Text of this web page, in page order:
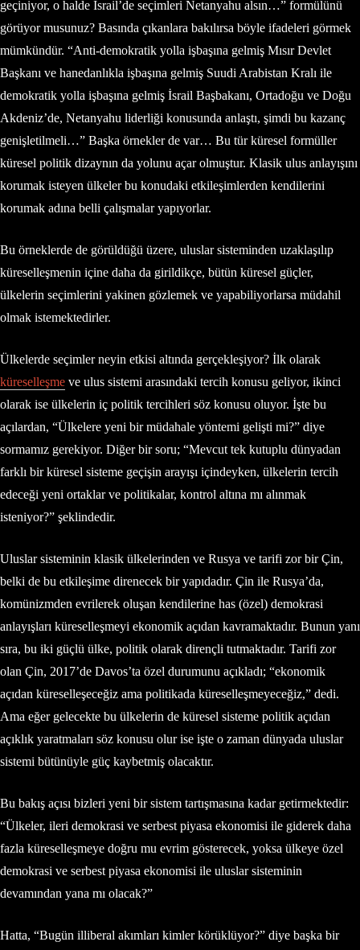
geçiniyor, o halde İsrail’de seçimleri Netanyahu alsın…” formülünü
görüyor musunuz? Basında çıkanlara bakılırsa böyle ifadeleri görmek
mümkündür. “Anti-demokratik yolla işbaşına gelmiş Mısır Devlet
Başkanı ve hanedanlıkla işbaşına gelmiş Suudi Arabistan Kralı ile
demokratik yolla işbaşına gelmiş İsrail Başbakanı, Ortadoğu ve Doğu
Akdeniz’de, Netanyahu liderliği konusunda anlaştı, şimdi bu kazanç
genişletilmeli…” Başka örnekler de var… Bu tür küresel formüller
küresel politik dizaynın da yolunu açar olmuştur. Klasik ulus anlayışını
korumak isteyen ülkeler bu konudaki etkileşimlerden kendilerini
korumak adına belli çalışmalar yapıyorlar.
Bu örneklerde de görüldüğü üzere, uluslar sisteminden uzaklaşılıp
küreselleşmenin içine daha da girildikçe, bütün küresel güçler,
ülkelerin seçimlerini yakinen gözlemek ve yapabiliyorlarsa müdahil
olmak istemektedirler.
Ülkelerde seçimler neyin etkisi altında gerçekleşiyor? İlk olarak
küreselleşme ve ulus sistemi arasındaki tercih konusu geliyor, ikinci
olarak ise ülkelerin iç politik tercihleri söz konusu oluyor. İşte bu
açılardan, “Ülkelere yeni bir müdahale yöntemi gelişti mi?” diye
sormamız gerekiyor. Diğer bir soru; “Mevcut tek kutuplu dünyadan
farklı bir küresel sisteme geçişin arayışı içindeyken, ülkelerin tercih
edeceği yeni ortaklar ve politikalar, kontrol altına mı alınmak
isteniyor?” şeklindedir.
Uluslar sisteminin klasik ülkelerinden ve Rusya ve tarifi zor bir Çin,
belki de bu etkileşime direnecek bir yapıdadır. Çin ile Rusya’da,
komünizmden evrilerek oluşan kendilerine has (özel) demokrasi
anlayışları küreselleşmeyi ekonomik açıdan kavramaktadır. Bunun yanı
sıra, bu iki güçlü ülke, politik olarak dirençli tutmaktadır. Tarifi zor
olan Çin, 2017’de Davos’ta özel durumunu açıkladı; “ekonomik
açıdan küreselleşeceğiz ama politikada küreselleşmeyeceğiz,” dedi.
Ama eğer gelecekte bu ülkelerin de küresel sisteme politik açıdan
açıklık yaratmaları söz konusu olur ise işte o zaman dünyada uluslar
sistemi bütünüyle güç kaybetmiş olacaktır.
Bu bakış açısı bizleri yeni bir sistem tartışmasına kadar getirmektedir:
“Ülkeler, ileri demokrasi ve serbest piyasa ekonomisi ile giderek daha
fazla küreselleşmeye doğru mu evrim gösterecek, yoksa ülkeye özel
demokrasi ve serbest piyasa ekonomisi ile uluslar sisteminin
devamından yana mı olacak?”
Hatta, “Bugün illiberal akımları kimler körüklüyor?” diye başka bir